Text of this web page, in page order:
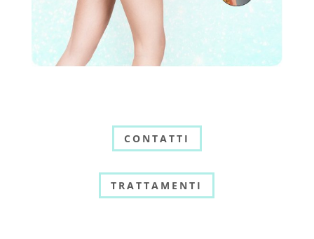
CONTATTI
TRATTAMENTI